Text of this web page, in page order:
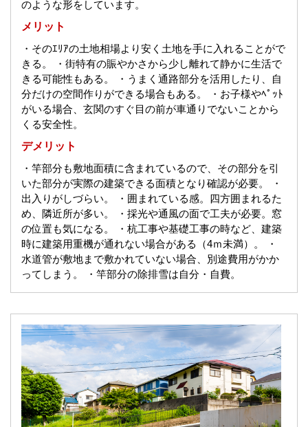
のような形をしています。
メリット
・そのｴﾘｱの土地相場より安く土地を手に入れることがで
きる。
・街特有の賑やかさから少し離れて静かに生活で
きる可能性もある。
・うまく通路部分を活用したり、自
分だけの空間作りができる場合もある。
・お子様やﾍﾟｯﾄ
がいる場合、玄関のすぐ目の前が車通りでないことから
くる安全性。
デメリット
・竿部分も敷地面積に含まれているので、その部分を引
いた部分が実際の建築できる面積となり確認が必要。
・
出入りがしづらい。
・囲まれている感。四方囲まれるた
め、隣近所が多い。
・採光や通風の面で工夫が必要。窓
の位置も気になる。
・杭工事や基礎工事の時など、建築
時に建築用重機が通れない場合がある（4ｍ未満）。
・
水道管が敷地まで敷かれていない場合、別途費用がかか
ってしまう。
・竿部分の除排雪は自分・自費。